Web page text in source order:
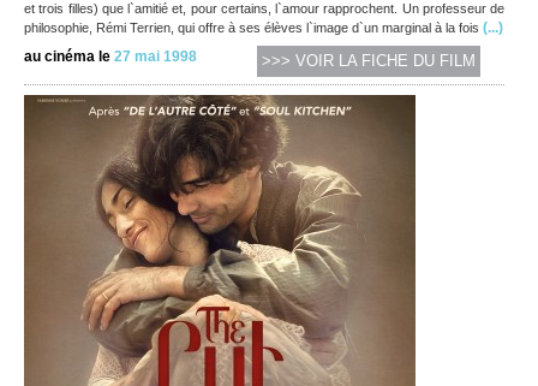
et trois filles) que l`amitié et, pour certains, l`amour rapprochent. Un professeur de
philosophie, Rémi Terrien, qui offre à ses élèves l`image d`un marginal à la fois (...)
au cinéma le 27 mai 1998 >>> VOIR LA FICHE DU FILM